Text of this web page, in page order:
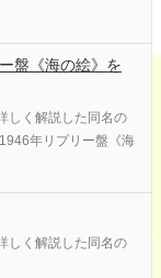
盤《海の絵》を
しく解説した同名の
年リプリー盤《海
しく解説した同名の